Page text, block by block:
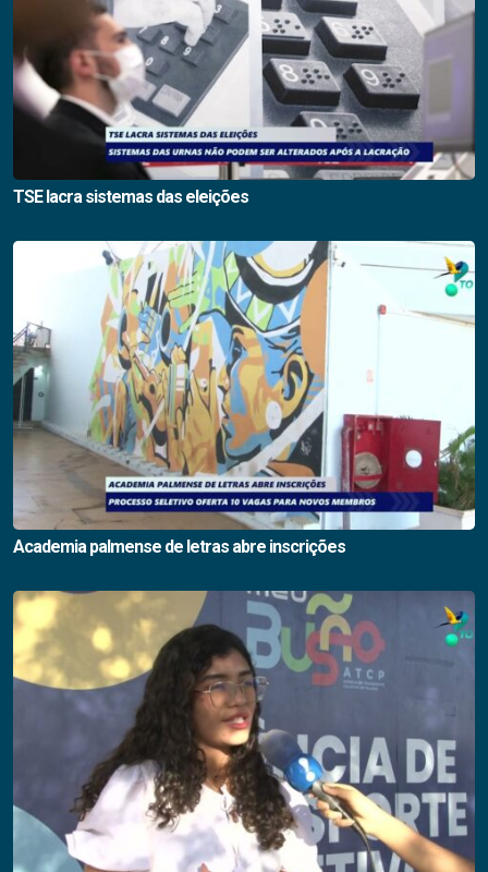
TSE lacra sistemas das eleições
Academia palmense de letras abre inscrições